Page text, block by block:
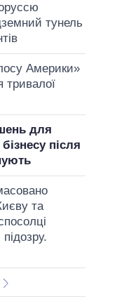
тунель
Америки»
тривалої
для
після
та